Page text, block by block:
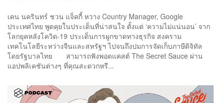
เคน นครินทร์ ชวน แจ็คกี้ หวาง Country Manager, Google
ประเทศไทย พูดคุยในประเด็นที่น่าสนใจ ตั้งแต่ ‘ความไม่แน่นอน’ จาก
โลกยุคหลังโควิด-19 ประเด็นการผูกขาดทางธุรกิจ สงคราม
เทคโนโลยีระหว่างจีนและสหรัฐฯ ไปจนถึงปมการจัดเก็บภาษีดิจิทัล
โดยรัฐบาลไทย สามารถฟังพอดแคสต์ The Secret Sauce ผ่าน
แอปพลิเคชันต่างๆ ที่คุณสะดวกหรื...